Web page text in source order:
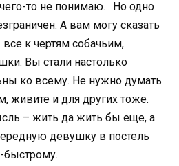
то не понимаю… Но одно
А вам могу сказать
к чертям собачьим,
Вы стали настолько
ко всему. Не нужно думать
живите и для других тоже.
– жить да жить бы еще, а
девушку в постель
быстрому.